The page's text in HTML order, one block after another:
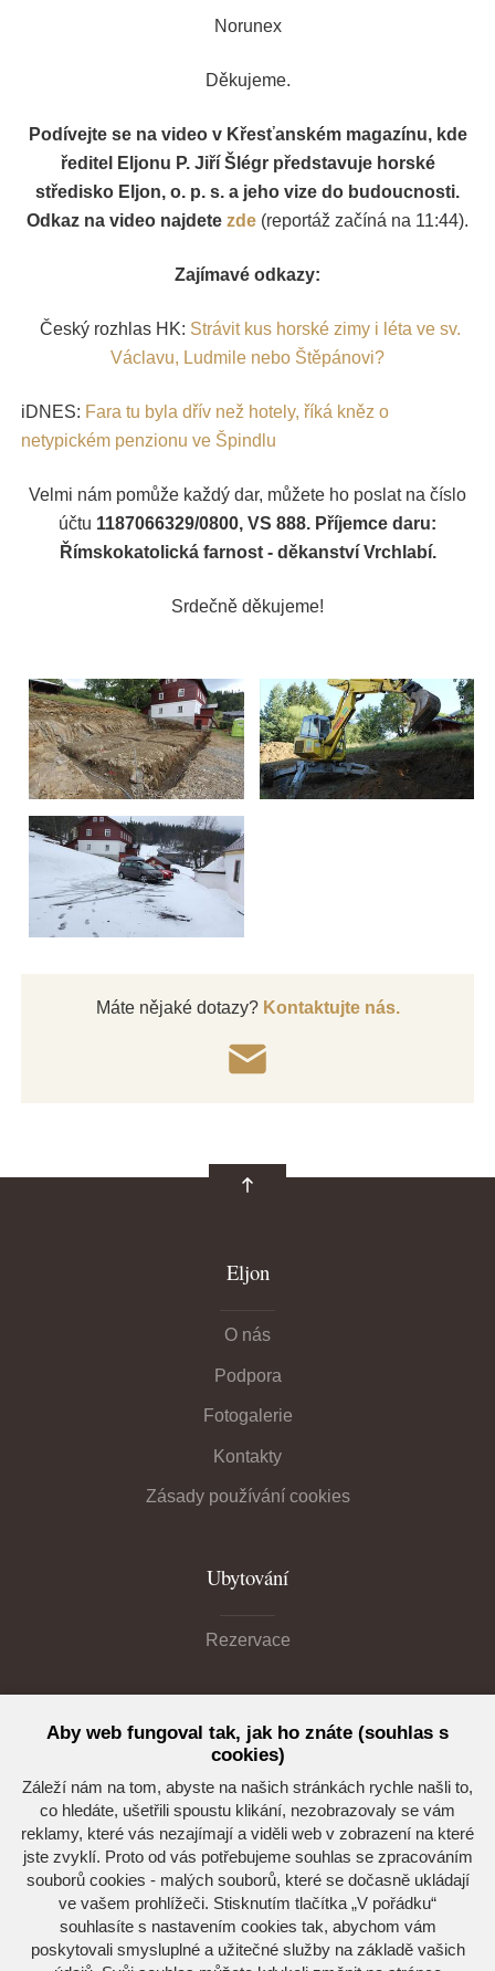
Norunex
Děkujeme.
Podívejte se na video v Křesťanském magazínu, kde
ředitel Eljonu P. Jiří Šlégr představuje horské
středisko Eljon, o. p. s. a jeho vize do budoucnosti.
Odkaz na video najdete zde (reportáž začíná na 11:44).
Zajímavé odkazy:
Český rozhlas HK: Strávit kus horské zimy i léta ve sv.
Václavu, Ludmile nebo Štěpánovi?
iDNES: Fara tu byla dřív než hotely, říká kněz o
netypickém penzionu ve Špindlu
Velmi nám pomůže každý dar, můžete ho poslat na číslo
účtu 1187066329/0800, VS 888. Příjemce daru:
Římskokatolická farnost - děkanství Vrchlabí.
Srdečně děkujeme!
Máte nějaké dotazy?Kontaktujte nás.
Eljon
O nás
Podpora
Fotogalerie
Kontakty
Zásady používání cookies
Ubytování
Rezervace
Akce
Seznam akcí
Kdo jsme
Horské středisko Eljon
Aby web fungoval tak, jak ho znáte (souhlas s
cookies)
Záleží nám na tom, abyste na našich stránkách rychle našli to,
co hledáte, ušetřili spoustu klikání, nezobrazovaly se vám
reklamy, které vás nezajímají a viděli web v zobrazení na které
jste zvyklí. Proto od vás potřebujeme souhlas se zpracováním
souborů cookies - malých souborů, které se dočasně ukládají
ve vašem prohlížeči. Stisknutím tlačítka „V pořádku“
souhlasíte s nastavením cookies tak, abychom vám
poskytovali smysluplné a užitečné služby na základě vašich